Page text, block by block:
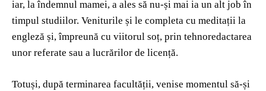
iar, la îndemnul mamei, a ales să nu-și mai ia un alt job în
timpul studiilor. Veniturile și le completa cu meditații la
engleză și, împreună cu viitorul soț, prin tehnoredactarea
unor referate sau a lucrărilor de licență.
Totuși, după terminarea facultății, venise momentul să-și